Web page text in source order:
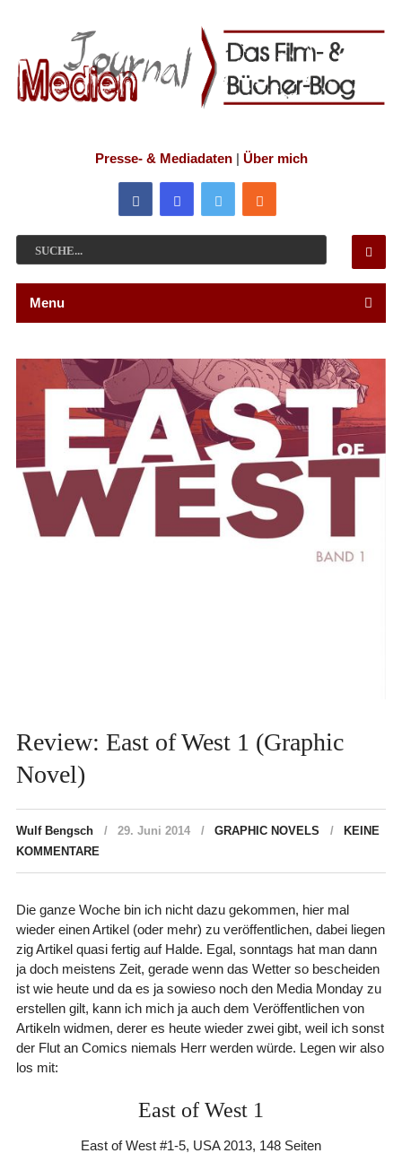
Presse- & Mediadaten| Über mich
Menu
Review: East of West 1 (Graphic
Novel)
Wulf Bengsch 29. Juni 2014 GRAPHIC NOVELS
KEINE
KOMMENTARE
Die ganze Woche bin ich nicht dazu gekommen, hier mal
wieder einen Artikel (oder mehr) zu veröffentlichen, dabei liegen
zig Artikel quasi fertig auf Halde. Egal, sonntags hat man dann
ja doch meistens Zeit, gerade wenn das Wetter so bescheiden
ist wie heute und da es ja sowieso noch den Media Monday zu
erstellen gilt, kann ich mich ja auch dem Veröffentlichen von
Artikeln widmen, derer es heute wieder zwei gibt, weil ich sonst
der Flut an Comics niemals Herr werden würde. Legen wir also
los mit:
East of West 1
East of West #1-5, USA 2013, 148 Seiten